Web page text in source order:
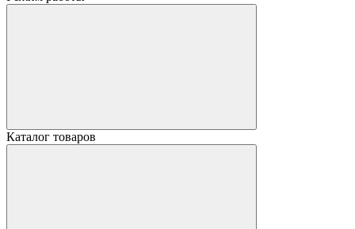
Каталог товаров